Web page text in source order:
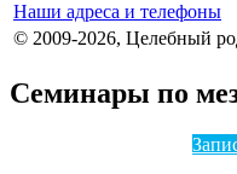
Наши адреса и телефоны
© 2009-2026, Целебный
Семинары по